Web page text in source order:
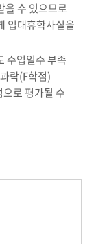
을 수 있으므로
입대휴학사실을
수업일수 부족
락(F학점)
로 평가될 수